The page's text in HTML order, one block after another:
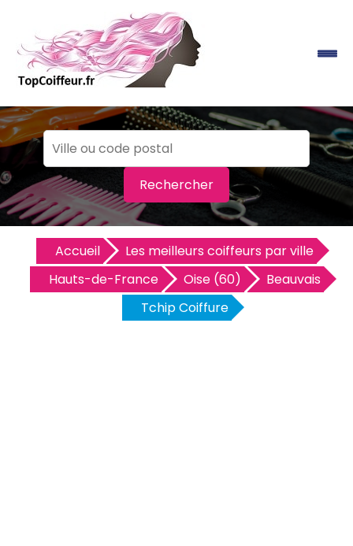
Rechercher
Accueil
Les meilleurs coiffeurs par ville
Hauts-de-France
Oise (60)
Beauvais
Tchip Coiffure